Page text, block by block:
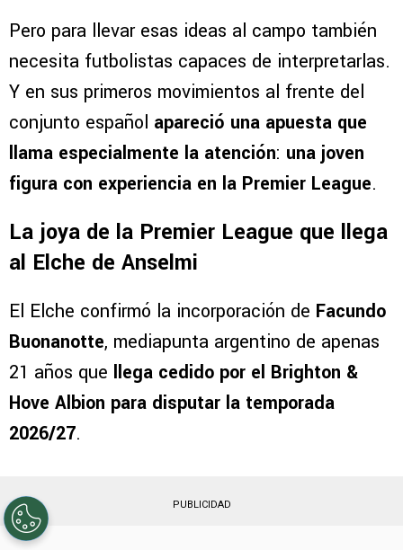
Pero para llevar esas ideas al campo también
necesita futbolistas capaces de interpretarlas.
Y en sus primeros movimientos al frente del
conjunto español apareció una apuesta que
llama especialmente la atención: una joven
figura con experiencia en la Premier League.
La joya de la Premier League que llega
al Elche de Anselmi
El Elche confirmó la incorporación de Facundo
Buonanotte, mediapunta argentino de apenas
21 años que llega cedido por el Brighton &
Hove Albion para disputar la temporada
2026/27.
PUBLICIDAD